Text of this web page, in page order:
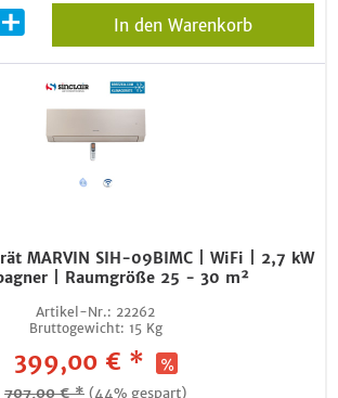
In den Warenkorb
MARVIN SIH-09BIMC | WiFi | 2,7 kW
| Raumgröße 25 - 30 m²
Artikel-Nr.: 22262
Bruttogewicht: 15 Kg
399,00 € *
707,00 € * (44% gespart)